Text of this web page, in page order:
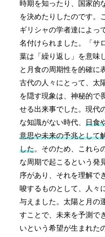
時期を知ったり、国家的
を決めたりしたのです。
ギリシャの学者達によっ
名付けられました。「サ
葉は「繰り返し」を意味
と月食の周期性を的確に
古代の人々にとって、太
を隠す現象は、神秘的で
せる出来事でした。現代
な知識がない時代、日食
意思や未来の予兆として
した。そのため、これら
な周期で起こるという発
序があり、それを理解で
唆するものとして、人々
与えました。太陽と月の
すことで、未来を予測で
いという希望が生まれた